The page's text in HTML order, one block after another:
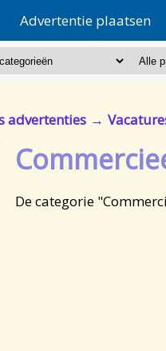
Advertentie plaatsen
advertenties
De categorie